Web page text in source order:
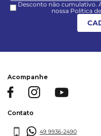
Desconto não cumulativo.
nossa Política
Acompanhe
Contato
49 9936-2490